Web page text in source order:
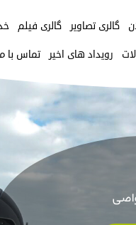
گالری تصاویر گالری فیلم
رویداد های اخیر تماس با